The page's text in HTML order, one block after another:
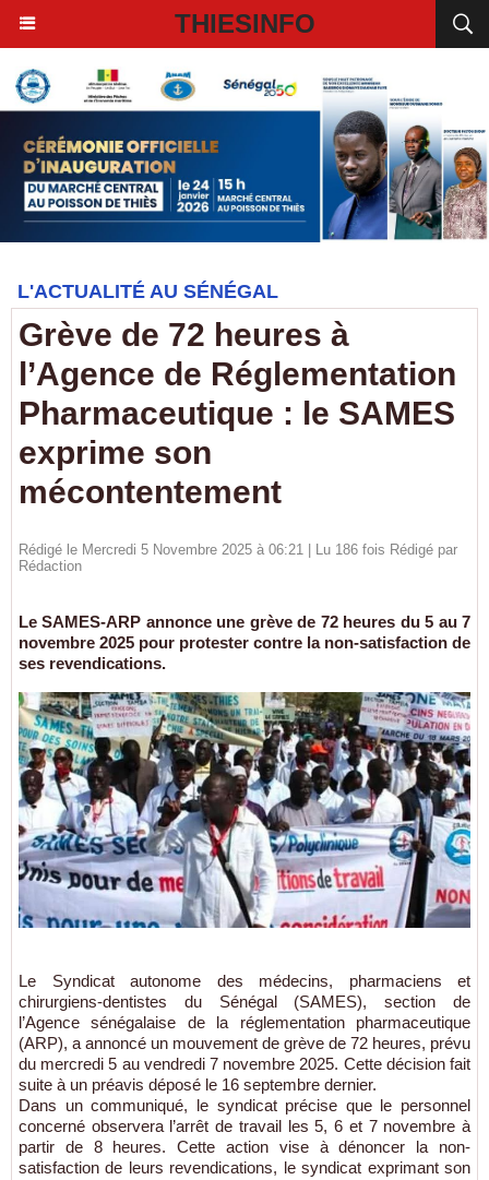
THIESINFO
L'ACTUALITÉ AU SÉNÉGAL
Grève de 72 heures à
l’Agence de Réglementation
Pharmaceutique : le SAMES
exprime son
mécontentement
Rédigé le Mercredi 5 Novembre 2025 à 06:21 | Lu 186 fois Rédigé par
Rédaction
Le SAMES-ARP annonce une grève de 72 heures du 5 au 7
novembre 2025 pour protester contre la non-satisfaction de
ses revendications.
Le Syndicat autonome des médecins, pharmaciens et
chirurgiens-dentistes du Sénégal (SAMES), section de
l’Agence sénégalaise de la réglementation pharmaceutique
(ARP), a annoncé un mouvement de grève de 72 heures, prévu
du mercredi 5 au vendredi 7 novembre 2025. Cette décision fait
suite à un préavis déposé le 16 septembre dernier.
Dans un communiqué, le syndicat précise que le personnel
concerné observera l’arrêt de travail les 5, 6 et 7 novembre à
partir de 8 heures. Cette action vise à dénoncer la non-
satisfaction de leurs revendications, le syndicat exprimant son